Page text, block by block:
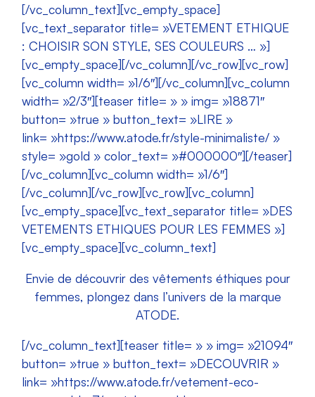
[/vc_column_text][vc_empty_space]
[vc_text_separator title= »VETEMENT ETHIQUE
: CHOISIR SON STYLE, SES COULEURS … »]
[vc_empty_space][/vc_column][/vc_row][vc_row]
[vc_column width= »1/6″][/vc_column][vc_column
width= »2/3″][teaser title= » » img= »18871″
button= »true » button_text= »LIRE »
link= »https://www.atode.fr/style-minimaliste/ »
style= »gold » color_text= »#000000″][/teaser]
[/vc_column][vc_column width= »1/6″]
[/vc_column][/vc_row][vc_row][vc_column]
[vc_empty_space][vc_text_separator title= »DES
VETEMENTS ETHIQUES POUR LES FEMMES »]
[vc_empty_space][vc_column_text]
Envie de découvrir des vêtements éthiques pour
femmes, plongez dans l’univers de la marque
ATODE.
[/vc_column_text][teaser title= » » img= »21094″
button= »true » button_text= »DECOUVRIR »
link= »https://www.atode.fr/vetement-eco-